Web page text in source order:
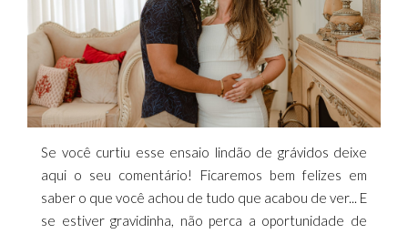
Se você curtiu esse ensaio lindão de grávidos deixe
aqui o seu comentário! Ficaremos bem felizes em
saber o que você achou de tudo que acabou de ver... E
se estiver gravidinha, não perca a oportunidade de